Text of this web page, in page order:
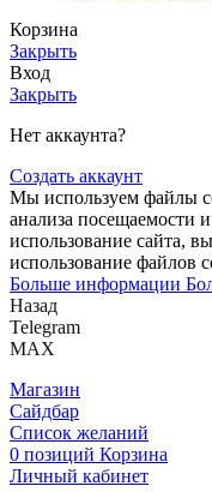
Корзина
Закрыть
Вход
Закрыть
Нет аккаунта?
Создать аккаунт
Мы используем файлы
анализа посещаемости
использование сайта,
использование файлов
Больше информации
Назад
Telegram
MAX
Магазин
Сайдбар
Список желаний
0 позиций Корзина
Личный кабинет